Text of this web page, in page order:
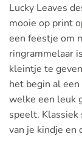
Lucky Leaves
mooie op print
een feestje om
ringrammelaar
kleintje te
het begin al
welke een leuk
speelt.
van je kindje en